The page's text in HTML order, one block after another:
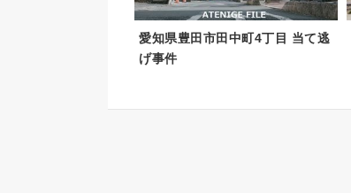
愛知県豊田市田中町4丁目 当て逃
げ事件